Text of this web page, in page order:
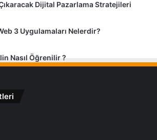
Dijital Pazarlama Stratejileri
3 Uygulamaları Nelerdir?
Nasıl Öğrenilir ?